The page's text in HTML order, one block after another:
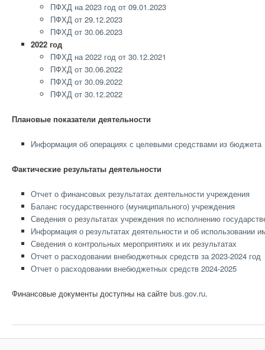
ПФХД на 2023 год от 09.01.2023
ПФХД от 29.12.2023
ПФХД от 30.06.2023
2022 год
ПФХД на 2022 год от 30.12.2021
ПФХД от 30.06.2022
ПФХД от 30.09.2022
ПФХД от 30.12.2022
Плановые показатели деятельности
Информация об операциях с целевыми средствами из бюджета
Фактические результаты деятельности
Отчет о финансовых результатах деятельности учреждения
Баланс государственного (муниципального) учреждения
Сведения о результатах учреждения по исполнению
Информация о результатах деятельности и об использовании
Сведения о контрольных мероприятиях и их результатах
Отчет о расходовании внебюджетных средств за 2023-2024 год
Отчет о расходовании внебюджетных средств 2024-2025
Финансовые документы доступны на сайте bus.gov.ru.